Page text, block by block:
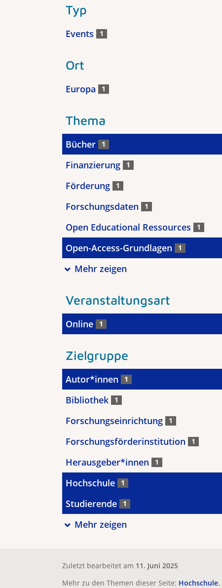
Typ
Events 1
Ort
Europa 1
Thema
Bücher 1
Finanzierung 1
Förderung 1
Forschungsdaten 1
Open Educational Ressources 1
Open-Access-Grundlagen 1
Mehr zeigen
Veranstaltungsart
Online 1
Zielgruppe
Autor*innen 1
Bibliothek 1
Forschungseinrichtung 1
Forschungsförderinstitution 1
Herausgeber*innen 1
Hochschule 1
Studierende 1
Mehr zeigen
Zuletzt bearbeitet am 11. Juni 2025
Mehr zu den Themen dieser Seite: Hochschule